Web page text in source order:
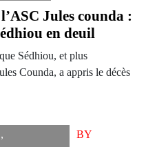
Jules counda :
en deuil
Sédhiou, et plus
Counda, a appris le décès
,
BY